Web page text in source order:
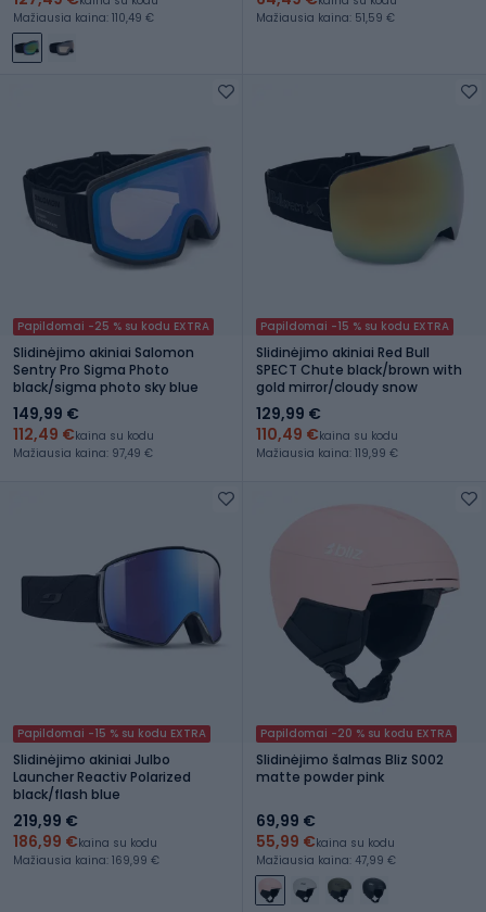
Mažiausia kaina: 110,49 €
Mažiausia kaina: 51,59 €
Papildomai -25 % su kodu EXTRA
Slidinėjimo akiniai Salomon
Sentry Pro Sigma Photo
black/sigma photo sky blue
149,99 €
112,49 €kaina su kodu
Mažiausia kaina: 97,49 €
Papildomai -15 % su kodu EXTRA
Slidinėjimo akiniai Red Bull
SPECT Chute black/brown with
gold mirror/cloudy snow
129,99 €
110,49 €kaina su kodu
Mažiausia kaina: 119,99 €
Papildomai -15 % su kodu EXTRA
Slidinėjimo akiniai Julbo
Launcher Reactiv Polarized
black/flash blue
219,99 €
186,99 €kaina su kodu
Mažiausia kaina: 169,99 €
Papildomai -20 % su kodu EXTRA
Slidinėjimo šalmas Bliz S002
matte powder pink
69,99 €
55,99 €kaina su kodu
Mažiausia kaina: 47,99 €